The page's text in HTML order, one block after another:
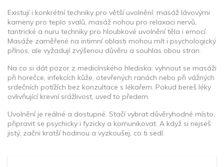
Existují i konkrétní techniky pro větší uvolnění: masáž lávovými
kameny pro teplo svalů, masáž nohou pro relaxaci nervů,
tantrické a nuru techniky pro hloubkové uvolnění těla i emocí.
Masáže zaměřené na intimní oblasti mohou mít i psychologický
přínos, ale vyžadují zvýšenou důvěru a souhlas obou stran.
Na co si dát pozor z medicínského hlediska: vyhnout se masáži
při horečce, infekcích kůže, otevřených ranách nebo při vážných
srdečních potížích bez konzultace s lékařem. Pokud bereš léky
ovlivňující krevní srážlivost, uveď to předem.
Uvolnění je reálné a dostupné. Stačí vybrat důvěryhodné místo,
připravit se psychicky i fyzicky a komunikovat. A když si nejseš
jistý, začni kratší hodinou a vyzkoušej, co ti sedí.